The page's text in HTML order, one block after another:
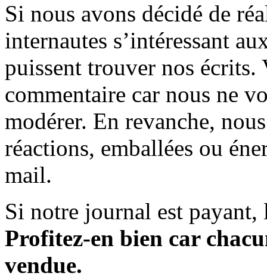
Si nous avons décidé de
internautes s’intéressant
puissent trouver nos écrits.
commentaire car nous ne
modérer. En revanche,
réactions, emballées ou
mail.
Si notre journal est payant,
Profitez-en bien car
vendue.